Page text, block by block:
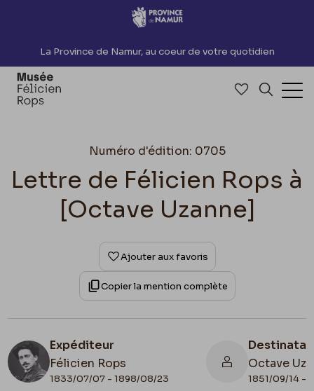
Accèder directement au contenu
La Province de Namur, au coeur de votre quotidien
Accéder à
Numéro d'édition: 0705
Lettre de Félicien Rops à
[Octave Uzanne]
Ajouter aux favoris
Copier la mention complète
Expéditeur
Félicien Rops
1833/07/07 - 1898/08/23
Octave
1851/09/14 -